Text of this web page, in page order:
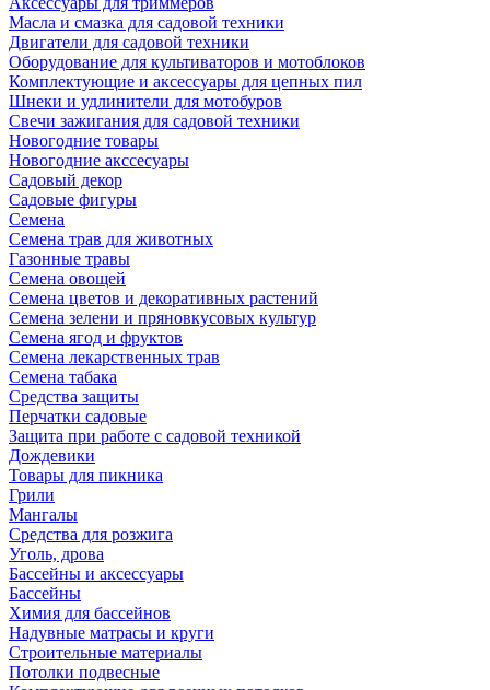
Масла и смазка для садовой техники
Двигатели для садовой техники
Оборудование для культиваторов и мотоблоков
Комплектующие и аксессуары для цепных пил
Шнеки и удлинители для мотобуров
Свечи зажигания для садовой техники
Новогодние товары
Новогодние акссесуары
Садовый декор
Садовые фигуры
Семена
Семена трав для животных
Газонные травы
Семена овощей
Семена цветов и декоративных растений
Семена зелени и пряновкусовых культур
Семена ягод и фруктов
Семена лекарственных трав
Семена табака
Средства защиты
Перчатки садовые
Защита при работе с садовой техникой
Дождевики
Товары для пикника
Грили
Мангалы
Средства для розжига
Уголь, дрова
Бассейны и аксессуары
Бассейны
Химия для бассейнов
Надувные матрасы и круги
Строительные материалы
Потолки подвесные